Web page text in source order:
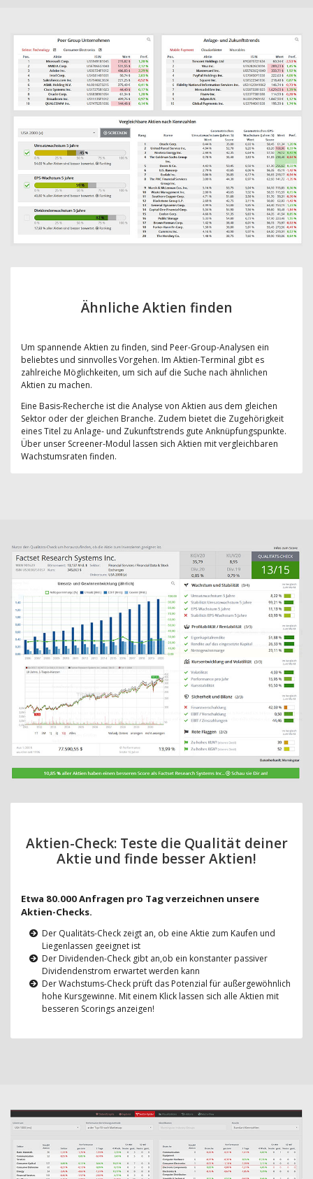
Ähnliche Aktien finden
Um spannende Aktien zu finden, sind Peer-Group-Analysen ein
beliebtes und sinnvolles Vorgehen. Im Aktien-Terminal gibt es
zahlreiche Möglichkeiten, um sich auf die Suche nach ähnlichen
Aktien zu machen.
Eine Basis-Recherche ist die Analyse von Aktien aus dem gleichen
Sektor oder der gleichen Branche. Zudem bietet die Zugehörigkeit
eines Titel zu Anlage- und Zukunftstrends gute Anknüpfungspunkte.
Über unser Screener-Modul lassen sich Aktien mit vergleichbaren
Wachstumsraten finden.
Aktien-Check: Teste die Qualität deiner
Aktie und finde besser Aktien!
Etwa 80.000 Anfragen pro Tag verzeichnen unsere
Aktien-Checks.
Der Qualitäts-Check zeigt an, ob eine Aktie zum Kaufen und
Liegenlassen geeignet ist
Der Dividenden-Check gibt an,ob ein konstanter passiver
Dividendenstrom erwartet werden kann
Der Wachstums-Check prüft das Potenzial für außergewöhnlich
hohe Kursgewinne. Mit einem Klick lassen sich alle Aktien mit
besseren Scorings anzeigen!